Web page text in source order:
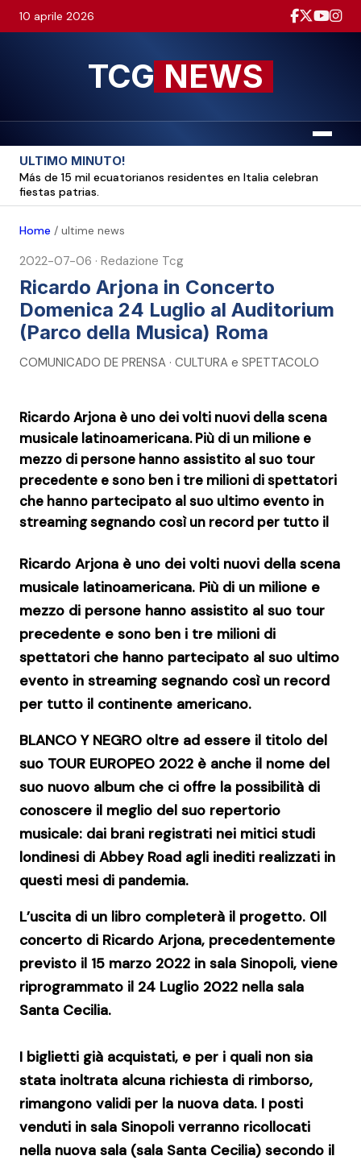
10 aprile 2026
TCG NEWS
Menu
ULTIMO MINUTO!
Más de 15 mil ecuatorianos residentes en Italia celebran
fiestas patrias.
Home / ultime news
2022-07-06 · Redazione Tcg
Ricardo Arjona in Concerto
Domenica 24 Luglio al Auditorium
(Parco della Musica) Roma
COMUNICADO DE PRENSA · CULTURA e SPETTACOLO
Ricardo Arjona è uno dei volti nuovi della scena
musicale latinoamericana. Più di un milione e
mezzo di persone hanno assistito al suo tour
precedente e sono ben i tre milioni di spettatori
che hanno partecipato al suo ultimo evento in
streaming segnando così un record per tutto il
Ricardo Arjona è uno dei volti nuovi della scena
musicale latinoamericana. Più di un milione e
mezzo di persone hanno assistito al suo tour
precedente e sono ben i tre milioni di
spettatori che hanno partecipato al suo ultimo
evento in streaming segnando così un record
per tutto il continente americano.
BLANCO Y NEGRO oltre ad essere il titolo del
suo TOUR EUROPEO 2022 è anche il nome del
suo nuovo album che ci offre la possibilità di
conoscere il meglio del suo repertorio
musicale: dai brani registrati nei mitici studi
londinesi di Abbey Road agli inediti realizzati in
questi mesi di pandemia.
L’uscita di un libro completerà il progetto. 0Il
concerto di Ricardo Arjona, precedentemente
previsto il 15 marzo 2022 in sala Sinopoli, viene
riprogrammato il 24 Luglio 2022 nella sala
Santa Cecilia.
I biglietti già acquistati, e per i quali non sia
stata inoltrata alcuna richiesta di rimborso,
rimangono validi per la nuova data. I posti
venduti in sala Sinopoli verranno ricollocati
nella nuova sala (sala Santa Cecilia) secondo il